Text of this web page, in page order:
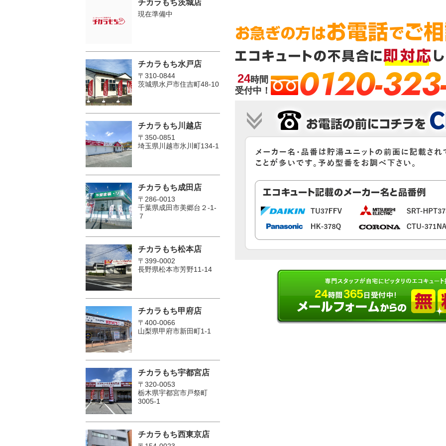
24時間
受付中！
0120-
チカラもち茨城店
現在準備中
チカラもち水戸店
〒310-0844
茨城県水戸市住吉町48-10
チカラもち川越店
〒350-0851
埼玉県川越市氷川町134-1
チカラもち成田店
〒286-0013
千葉県成田市美郷台２‐1‐
７
チカラもち松本店
〒399-0002
長野県松本市芳野11-14
チカラもち甲府店
〒400-0066
山梨県甲府市新田町1-1
チカラもち宇都宮店
〒320-0053
栃木県宇都宮市戸祭町
3005-1
チカラもち西東京店